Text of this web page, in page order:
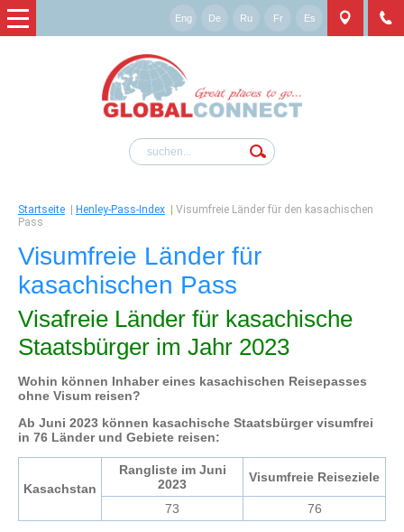
Eng De Ru Fr Es
Startseite Henley-Pass-Index
Visumfreie Länder für den kasachischen
Pass
Visumfreie Länder für
kasachischen Pass
Visafreie Länder für kasachische
Staatsbürger im Jahr 2023
Wohin können Inhaber eines kasachischen Reisepasses
ohne Visum reisen?
Ab Juni 2023 können kasachische Staatsbürger visumfrei
in 76 Länder und Gebiete reisen:
Kasachstan
Rangliste im Juni
2023
Visumfreie Reiseziele
73 76